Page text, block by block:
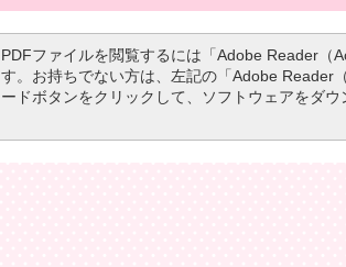
PDFファイルを閲覧するには「Adobe Reader（
す。お持ちでない方は、左記の「Adobe Reader
ードボタンをクリックして、ソフトウェアをダ